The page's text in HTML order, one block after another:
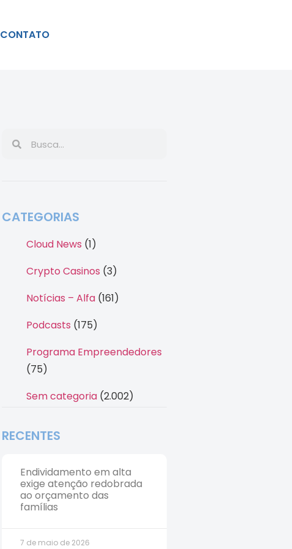
CONTATO
CATEGORIAS
Cloud News (1)
Crypto Casinos (3)
Notícias – Alfa(161)
Podcasts (175)
Programa Empreendedores
(75)
Sem categoria(2.002)
RECENTES
Endividamento em alta
exige atenção redobrada
ao orçamento das
famílias
7 de maio de 2026